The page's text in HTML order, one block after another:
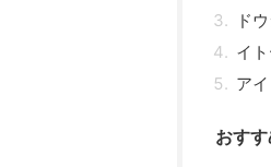
ド
イ
ア
おす